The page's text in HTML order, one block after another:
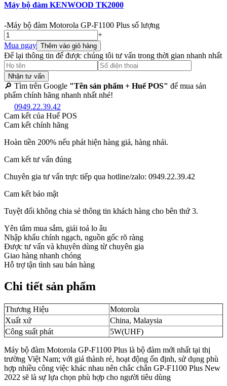
Máy bộ đàm KENWOOD TK2000
-Máy bộ đàm Motorola GP-F1100 Plus số lượng
+
Mua ngay Thêm vào giỏ hàng
Để lại thông tin để được chúng tôi tư vấn trong thời gian nhanh nhất
Nhận tư vấn
🔎 Tìm trên Google "Tên sản phẩm + Huế POS" để mua sản
phẩm chính hãng nhanh nhất nhé!
0949.22.39.42
Cam kết của Huế POS
Cam kết chính hãng
Hoàn tiền 200% nếu phát hiện hàng giả, hàng nhái.
Cam kết tư vấn đúng
Chuyên gia tư vấn trực tiếp qua hotline/zalo: 0949.22.39.42
Cam kết bảo mật
Tuyệt đối không chia sẻ thông tin khách hàng cho bên thứ 3.
Yên tâm mua sắm, giải toả lo âu
Nhập khẩu chính ngạch, nguồn gốc rõ ràng
Được tư vấn và khuyên dùng từ chuyên gia
Giao hàng nhanh chóng
Hỗ trợ tận tình sau bán hàng
Chi tiết sản phẩm
Thương Hiệu
Motorola
Xuất xứ
China, Malaysia
Công suất phát
5W(UHF)
Máy bộ đàm Motorola GP-F1100 Plus là bộ đàm mới nhất tại thị
trường Việt Nam; với giá thành rẻ, hoạt động ổn định, sử dụng phù
hợp nhiều công việc khác nhau nên chắc chắn GP-F1100 Plus New
2022 sẽ là sự lựa chọn phù hợp cho người tiêu dùng